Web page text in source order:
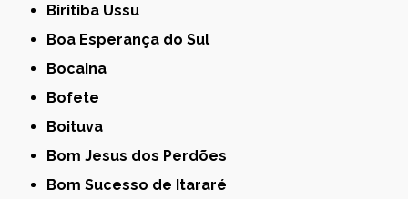
Biritiba Ussu
Boa Esperança do Sul
Bocaina
Bofete
Boituva
Bom Jesus dos Perdões
Bom Sucesso de Itararé